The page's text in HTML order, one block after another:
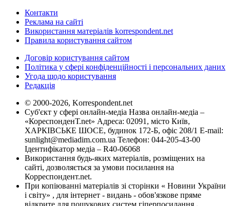
Контакти
Реклама на сайті
Використання матеріалів korrespondent.net
Правила користування сайтом
Договір користування сайтом
Політика у сфері конфіденційності і персональних даних
Угода щодо користування
Редакція
© 2000-2026, Korrespondent.net
Суб'єкт у сфері онлайн-медіа Назва онлайн-медіа –
«КореспонденТ.net» Адреса: 02091, місто Київ,
ХАРКІВСЬКЕ ШОСЕ, будинок 172-Б, офіс 208/1 E-mail:
sunlight@mediadim.com.ua Телефон: 044-205-43-00
Ідентифікатор медіа – R40-06068
Використання будь-яких матеріалів, розміщених на
сайті, дозволяється за умови посилання на
Корреспондент.net.
При копіюванні матеріалів зі сторінки « Новини України
і світу» , для інтернет - видань - обов'язкове пряме
відкрите для пошукових систем гіперпосилання .